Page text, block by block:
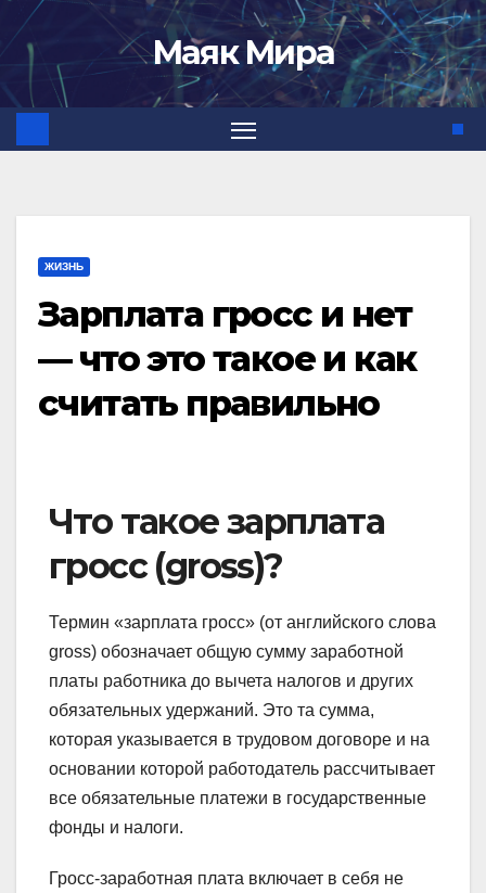
Перейти
содержимому
Маяк Мира
ЖИЗНЬ
Зарплата гросс и нет
— что это такое и как
считать правильно
Что такое зарплата
гросс (gross)?
Термин «зарплата гросс» (от английского слова
gross) обозначает общую сумму заработной
платы работника до вычета налогов и других
обязательных удержаний. Это та сумма,
которая указывается в трудовом договоре и на
основании которой работодатель рассчитывает
все обязательные платежи в государственные
фонды и налоги.
Гросс-заработная плата включает в себя не